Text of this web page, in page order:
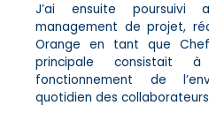
J’ai ensuite
management de projet,
Orange en tant que
principale consistait
fonctionnement de
quotidien des